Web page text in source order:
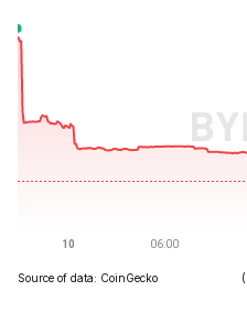
Source of data: CoinGecko